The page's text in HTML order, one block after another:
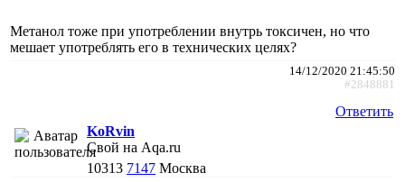
Метанол тоже при употреблении внутрь токсичен, но что
мешает употреблять его в технических целях?
14/12/2020 21:45:50
#2848881
Ответить
KoRvin
Свой на Aqa.ru
10313 7147 Москва